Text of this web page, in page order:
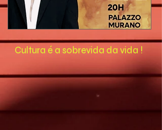
Cultura é a sobrevida da vida !